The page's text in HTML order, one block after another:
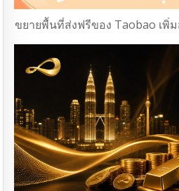
ขยายพื้นที่ส่งฟรีของ Taobao เพิ่